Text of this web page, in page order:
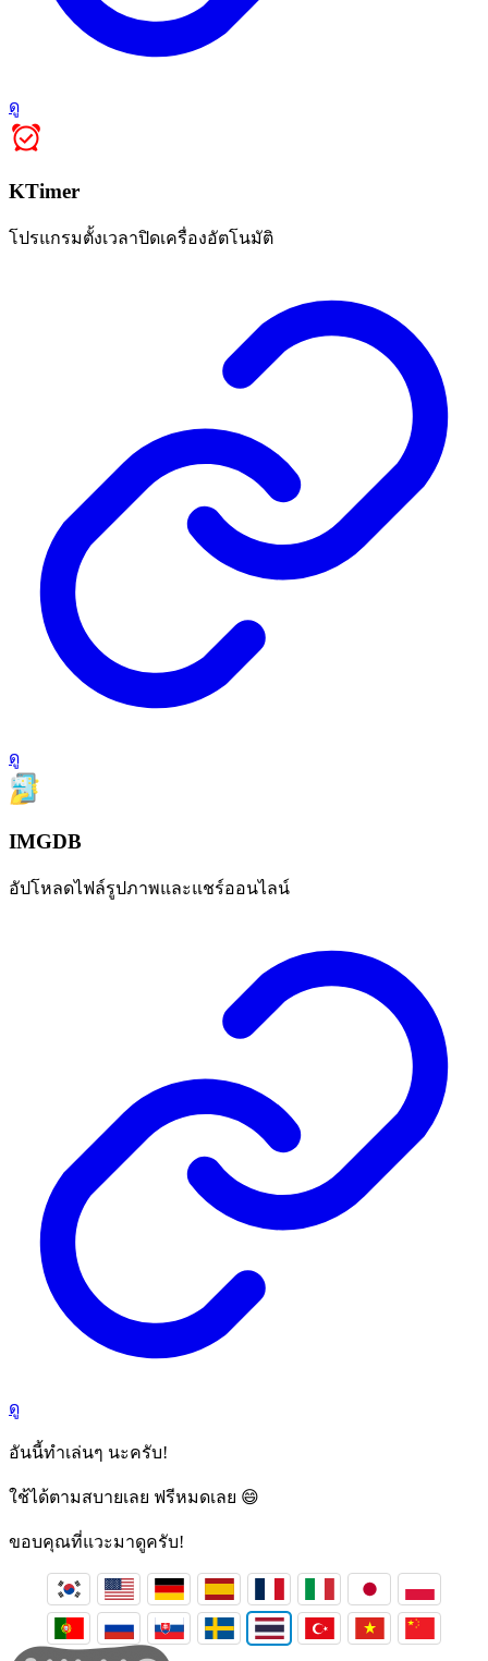
ดู
KTimer
โปรแกรมตั้งเวลาปิดเครื่องอัตโนมัติ
ดู
IMGDB
อัปโหลดไฟล์รูปภาพและแชร์ออนไลน์
ดู
อันนี้ทำเล่นๆ นะครับ!
ใช้ได้ตามสบายเลย ฟรีหมดเลย 😄
ขอบคุณที่แวะมาดูครับ!